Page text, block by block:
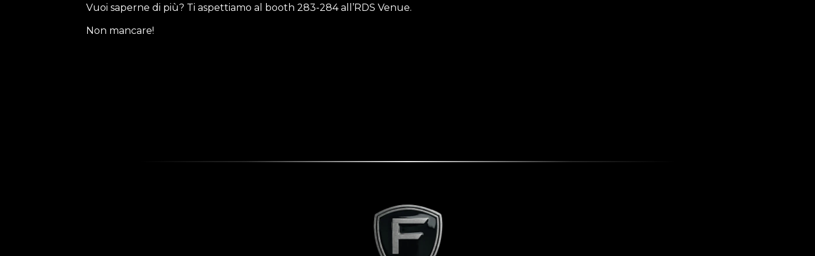
Vuoi saperne di più? Ti aspettiamo al booth 283-284 all’RDS Venue.
Non mancare!